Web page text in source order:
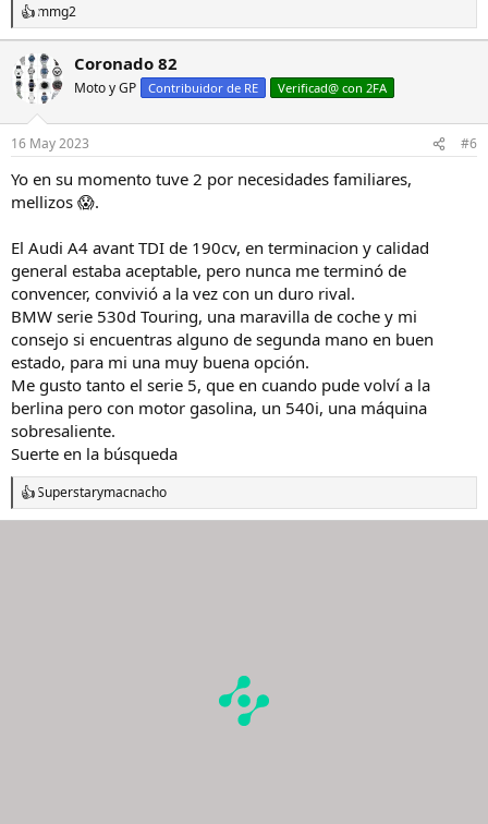
R
e
a
c
c
i
o
n
e
s
mmg2
Coronado 82
Moto y GP Contribuidor de RE Verificad@ con 2FA
16 May 2023 #6
Yo en su momento tuve 2 por necesidades familiares,
mellizos 😱.
El Audi A4 avant TDI de 190cv, en terminacion y calidad
general estaba aceptable, pero nunca me terminó de
convencer, convivió a la vez con un duro rival.
BMW serie 530d Touring, una maravilla de coche y mi
consejo si encuentras alguno de segunda mano en buen
estado, para mi una muy buena opción.
Me gusto tanto el serie 5, que en cuando pude volví a la
berlina pero con motor gasolina, un 540i, una máquina
sobresaliente.
Suerte en la búsqueda
R
e
Superstarymacnacho